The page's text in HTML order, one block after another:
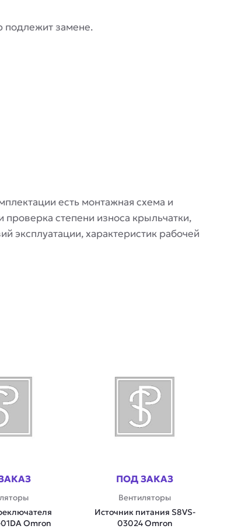
подлежит замене.
есть монтажная схема и
проверка степени износа крыльчатки,
эксплуатации, характеристик рабочей
Omron
ПОД ЗАКАЗ
Вентиляторы
Источник питания S8VS-
03024 Omron